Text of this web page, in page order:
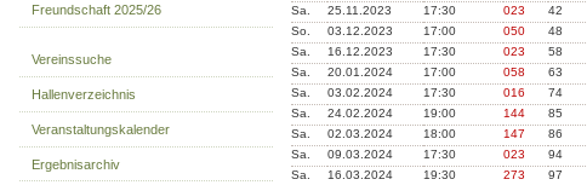
Freundschaft 2025/26
Vereinssuche
Hallenverzeichnis
Veranstaltungskalender
Ergebnisarchiv
Sa.
25.11.2023 17:30 023 42
So.
03.12.2023 17:00 050 48
Sa.
16.12.2023 17:30 023 58
Sa.
20.01.2024 17:00 058 63
Sa.
03.02.2024 17:30 016 74
Sa.
24.02.2024 19:00 144 85
Sa.
02.03.2024 18:00 147 86
Sa.
09.03.2024 17:30 023 94
Sa.
16.03.2024 19:30 273 97